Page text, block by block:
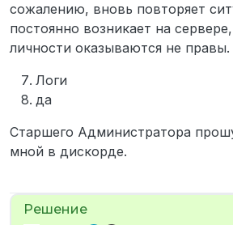
сожалению, вновь повторяет
постоянно возникает на
личности оказываются не правы.
Логи
да
Старшего Администратора
мной в дискорде.